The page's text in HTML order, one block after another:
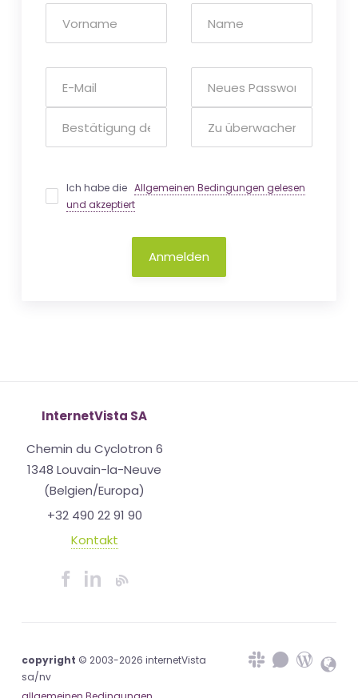
Ich habe dieAllgemeinen Bedingungen gelesen
und akzeptiert
Anmelden
InternetVista SA
Chemin du Cyclotron 6
1348 Louvain-la-Neuve
(Belgien/Europa)
+32 490 22 91 90
Kontakt
copyright © 2003-2026 internetVista
sa/nv